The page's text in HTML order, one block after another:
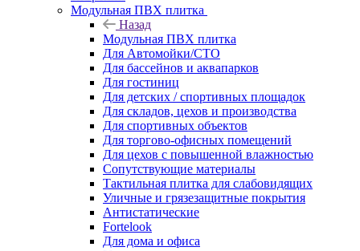
Модульная ПВХ плитка
Назад
Модульная ПВХ плитка
Для Автомойки/СТО
Для бассейнов и аквапарков
Для гостиниц
Для детских / спортивных площадок
Для складов, цехов и производства
Для спортивных объектов
Для торгово-офисных помещений
Для цехов с повышенной влажностью
Сопутствующие материалы
Тактильная плитка для слабовидящих
Уличные и грязезащитные покрытия
Антистатические
Fortelook
Для дома и офиса